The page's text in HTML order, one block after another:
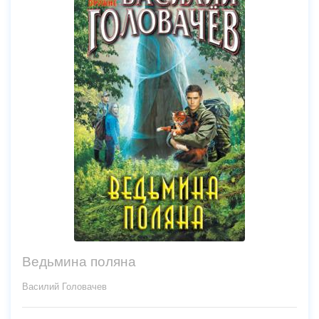
Ведьмина поляна
Василий Головачев